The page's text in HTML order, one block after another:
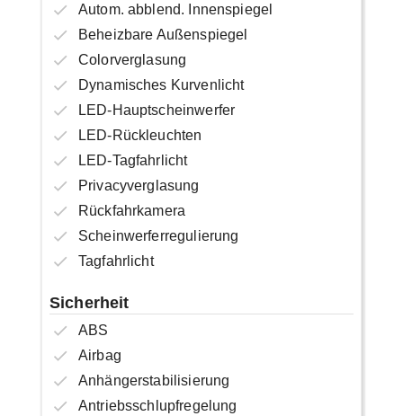
Autom. abblend. Innenspiegel
Beheizbare Außenspiegel
Colorverglasung
Dynamisches Kurvenlicht
LED-Hauptscheinwerfer
LED-Rückleuchten
LED-Tagfahrlicht
Privacyverglasung
Rückfahrkamera
Scheinwerferregulierung
Tagfahrlicht
Sicherheit
ABS
Airbag
Anhängerstabilisierung
Antriebsschlupfregelung